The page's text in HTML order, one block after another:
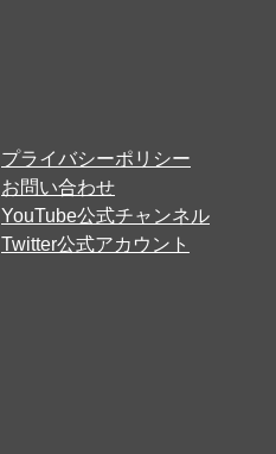
プライバシーポリシー
お問い合わせ
YouTube公式チャンネル
Twitter公式アカウント